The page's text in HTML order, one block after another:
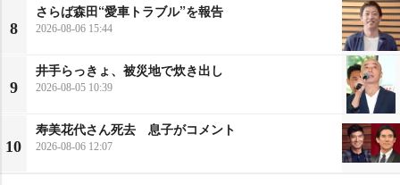
8
さらば森田“愛車トラブル”を報告
2026-08-06 15:44
9
井手らっきょ、被災地で炊き出し
2026-08-05 10:39
10
寿美花代さん死去 息子がコメント
2026-08-06 12:07